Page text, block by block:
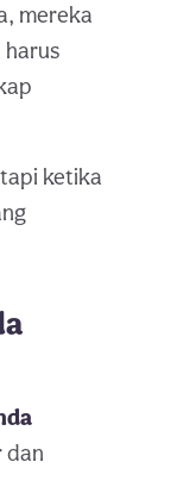
mereka
harus
ketika
dan